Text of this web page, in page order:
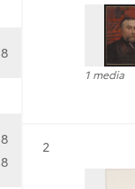
8
8
8
1 media
Résultat n°
2